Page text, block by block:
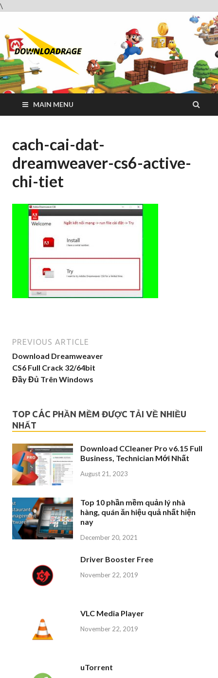
\
Website tải phần mềm nhanh và miễn phí
MAIN MENU
cach-cai-dat-
dreamweaver-cs6-active-
chi-tiet
PREVIOUS ARTICLE
Download Dreamweaver
CS6 Full Crack 32/64bit
Đầy Đủ Trên Windows
TOP CÁC PHẦN MỀM ĐƯỢC TẢI VỀ NHIỀU
NHẤT
Download CCleaner Pro v6.15 Full
Business, Technician Mới Nhất
August 21, 2023
Top 10 phần mềm quản lý nhà
hàng, quán ăn hiệu quả nhất hiện
nay
December 20, 2021
Driver Booster Free
November 22, 2019
VLC Media Player
November 22, 2019
uTorrent